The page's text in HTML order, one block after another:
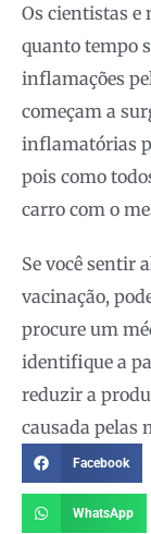
Os cientistas e
quanto tempo
inflamações
começam a
inflamatórias
pois como
carro com o
Se você sentir
vacinação,
procure um
identifique a
reduzir a
causada pelas
Facebook
WhatsApp